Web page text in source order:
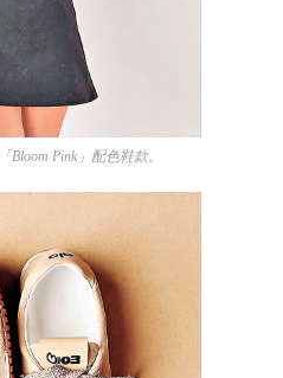
Bloom Pink」配色鞋款。